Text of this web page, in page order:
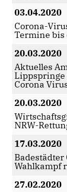
03.04.2020
Corona-
Termine bis
20.03.2020
Aktuelles
Lippspringe
Corona
20.03.2020
NRW-
17.03.2020
Wahlkampf
27.02.2020